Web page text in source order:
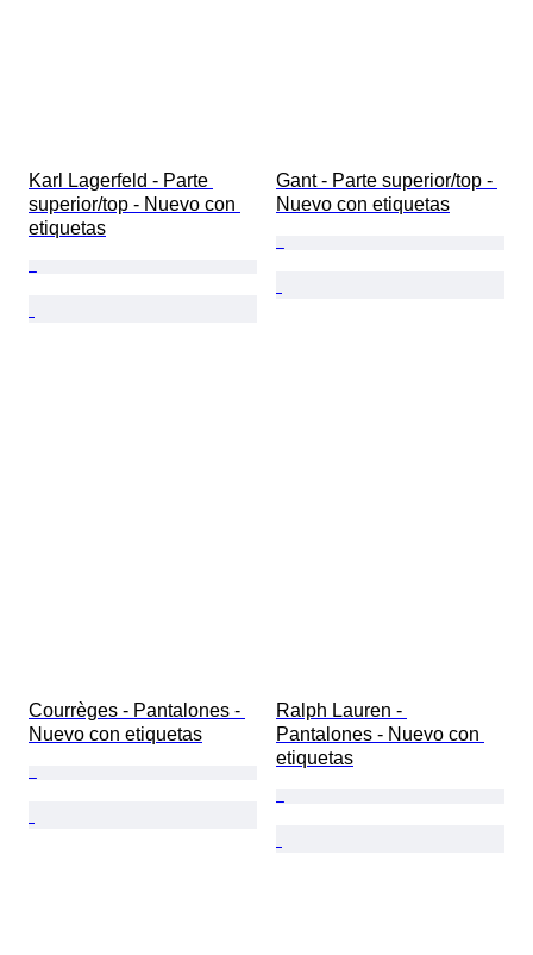
Karl Lagerfeld - Parte
superior/top - Nuevo con
etiquetas
Gant - Parte superior/top -
Nuevo con etiquetas
Courrèges - Pantalones -
Nuevo con etiquetas
Ralph Lauren -
Pantalones - Nuevo con
etiquetas